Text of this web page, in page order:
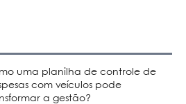
uma planilha de controle de
com veículos pode
a gestão?